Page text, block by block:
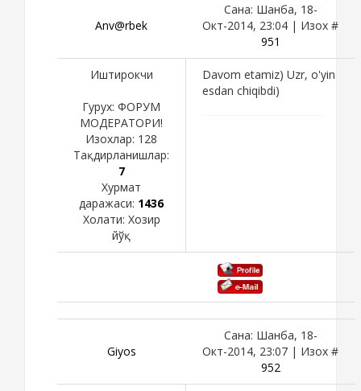
Anv@rbek
Сана: Шанба, 18-
Окт-2014, 23:04 | Изох #
951
Иштирокчи
Гурух: ФОРУМ
МОДЕРАТОРИ!
Изохлар: 128
Тақдирланишлар:
7
Хурмат
даражаси: 1436
Холати: Хозир
йўқ
Davom etamiz) Uzr, o'yin
esdan chiqibdi)
Giyos
Сана: Шанба, 18-
Окт-2014, 23:07 | Изох #
952